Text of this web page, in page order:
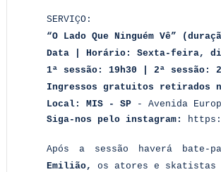
SERVIÇO:
“O Lado Que Ninguém Vê”
Data | Horário: Sexta-feira,
1ª sessão: 19h30 | 2ª sessão:
Ingressos gratuitos retirados
Local: MIS - SP
- Avenida
Siga-nos pelo instagram:
Após a sessão haverá bate-
Emilião,os atores e skatistas